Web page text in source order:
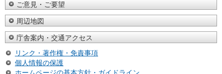
ご意見・ご要望
周辺地図
庁舎案内・交通アクセス
リンク・著作権・免責事項
個人情報の保護